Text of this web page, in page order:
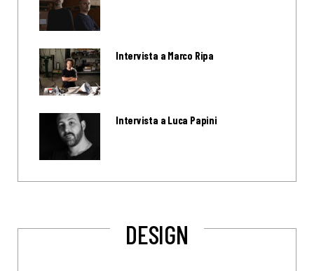
Intervista a Marco Ripa
Intervista a Luca Papini
DESIGN